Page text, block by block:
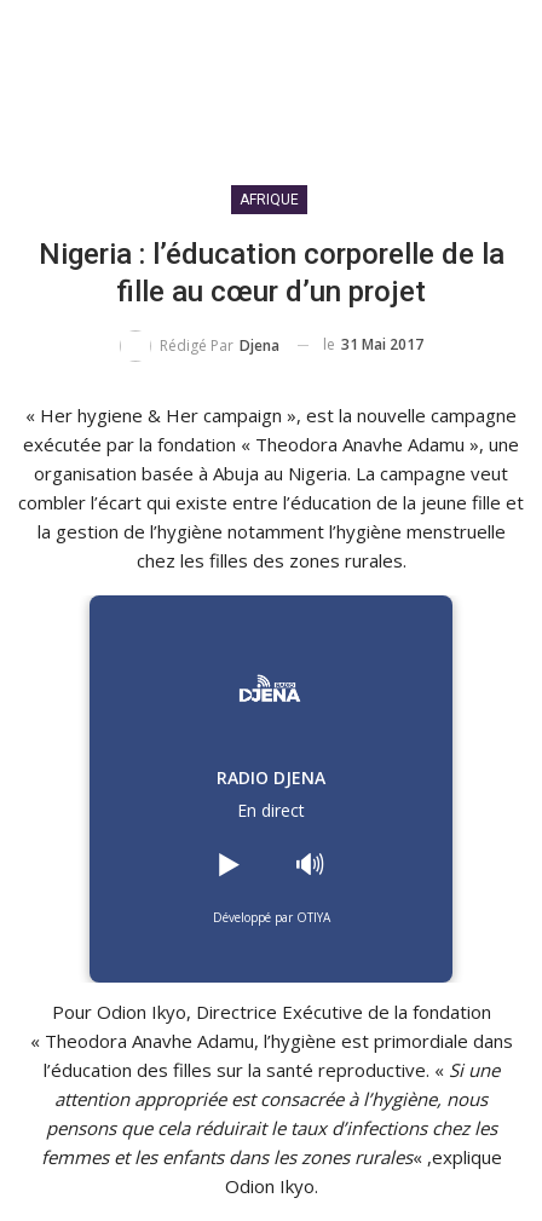
AFRIQUE
Nigeria : l’éducation corporelle de la
fille au cœur d’un projet
Rédigé Par Djena le 31 Mai 2017
« Her hygiene & Her campaign », est la nouvelle campagne
exécutée par la fondation « Theodora Anavhe Adamu », une
organisation basée à Abuja au Nigeria. La campagne veut
combler l’écart qui existe entre l’éducation de la jeune fille et
la gestion de l’hygiène notamment l’hygiène menstruelle
chez les filles des zones rurales.
RADIO DJENA
En direct
▶️ 🔊
Développé par OTIYA
Pour Odion Ikyo, Directrice Exécutive de la fondation
« Theodora Anavhe Adamu, l’hygiène est primordiale dans
l’éducation des filles sur la santé reproductive. « Si une
attention appropriée est consacrée à l’hygiène, nous
pensons que cela réduirait le taux d’infections chez les
femmes et les enfants dans les zones rurales« ,explique
Odion Ikyo.